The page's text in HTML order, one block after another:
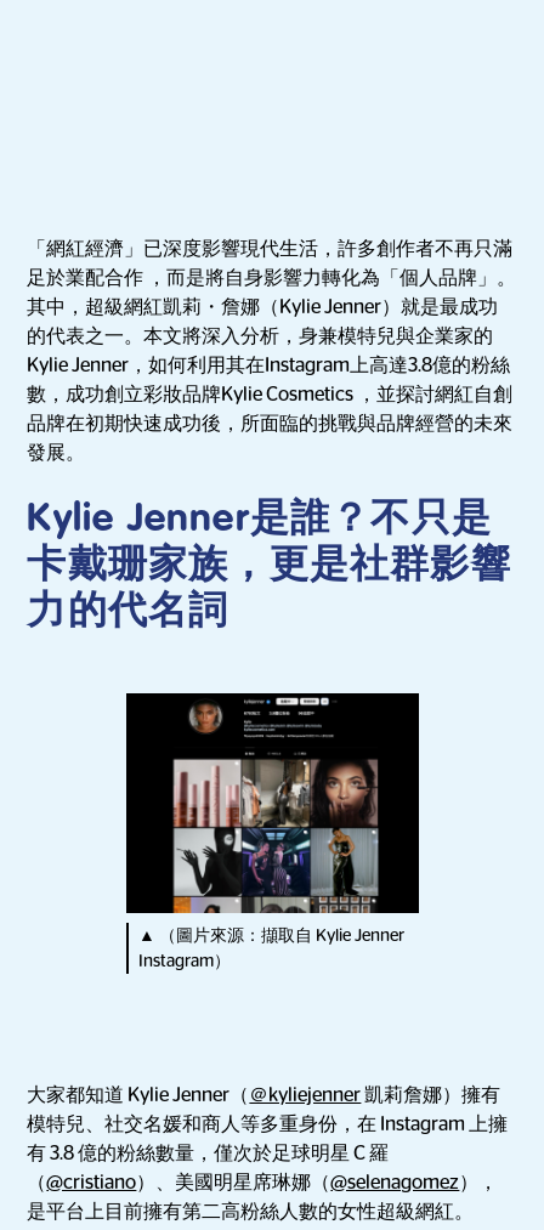
「網紅經濟」已深度影響現代生活，許多創作者不再只滿
足於業配合作 ，而是將自身影響力轉化為「個人品牌」。
其中，超級網紅凱莉・詹娜（Kylie Jenner）就是最成功
的代表之一。本文將深入分析，身兼模特兒與企業家的
Kylie Jenner，如何利用其在Instagram上高達3.8億的粉絲
數，成功創立彩妝品牌Kylie Cosmetics ，並探討網紅自創
品牌在初期快速成功後，所面臨的挑戰與品牌經營的未來
發展。
Kylie Jenner是誰？不只是
卡戴珊家族，更是社群影響
力的代名詞
▲ （圖片來源：擷取自 Kylie Jenner
Instagram）
大家都知道 Kylie Jenner（ ＠kyliejenner凱莉詹娜）擁有
模特兒、社交名媛和商人等多重身份，在 Instagram 上擁
有 3.8 億的粉絲數量，僅次於足球明星 C 羅
（@cristiano）、美國明星席琳娜（@selenagomez），
是平台上目前擁有第二高粉絲人數的女性超級網紅。